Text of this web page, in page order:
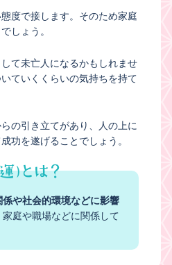
度で接します。そのため家庭
しょう。
て未亡人になるかもしれませ
ていくくらいの気持ちを持て
の引き立てがあり、人の上に
功を遂げることでしょう。
係や社会的環境などに影響
庭や職場などに関係して